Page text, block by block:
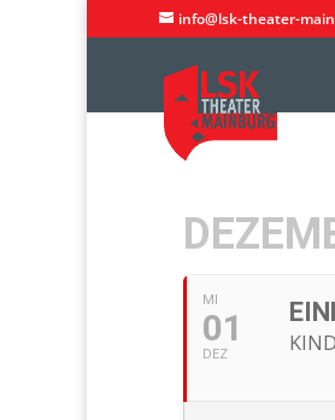
info@lsk-theater-
MI
01
DEZ